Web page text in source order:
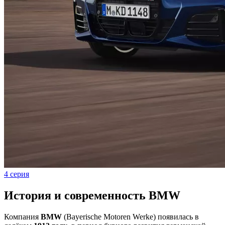
4 серия
История и современность BMW
Компания BMW (Bayerische Motoren Werke) появилась в